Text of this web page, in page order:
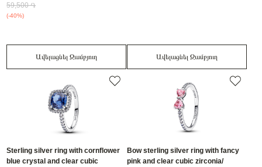
59,500 ֏
(-40%)
Ավելացնել Զամբյուղ Ավելացնել Զամբյուղ
Sterling silver ring with cornflower
blue crystal and clear cubic
Bow sterling silver ring with fancy
pink and clear cubic zirconia/